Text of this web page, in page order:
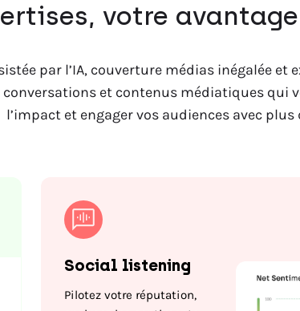
votre
par l’IA, couverture médias inégalée et
et contenus médiatiques qui
l’impact et engager vos audiences avec plus
Social listening
Pilotez votre réputation,